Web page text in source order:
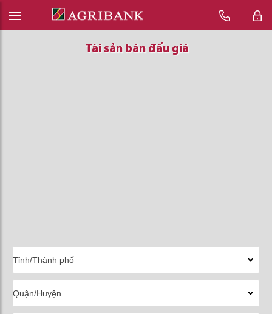
Tài sản bán đấu giá
Tài sản bán đấu giá
Tài sản bán đấu giá